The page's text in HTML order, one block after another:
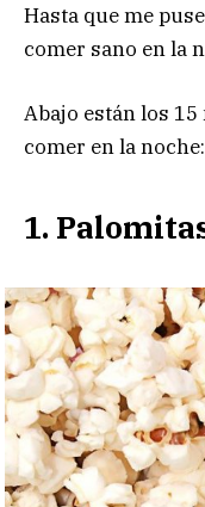
Hasta que me
comer sano en la
Abajo están los
comer en la noche:
1.